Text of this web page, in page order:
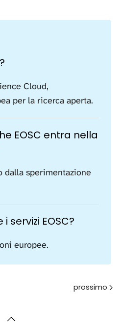
Cloud,
per la ricerca aperta.
EOSC entra nella
dalla sperimentazione
servizi EOSC?
europee.